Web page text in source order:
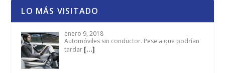
LO MÁS VISITADO
enero 9, 2018
Automóviles sin conductor. Pese a que podrían
tardar […]